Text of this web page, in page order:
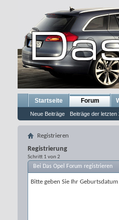
Startseite Forum
Neue Beiträge Beiträge der letzten
Registrieren
Registrierung
Schritt 1 von 2
Bei Das Opel Forum registrieren
Bitte geben Sie Ihr